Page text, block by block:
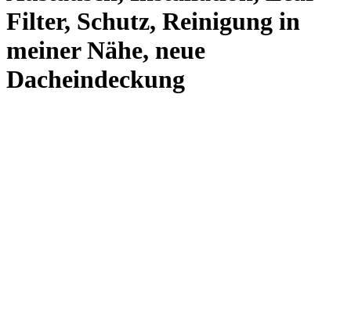
Filter, Schutz, Reinigung in
meiner Nähe, neue
Dacheindeckung